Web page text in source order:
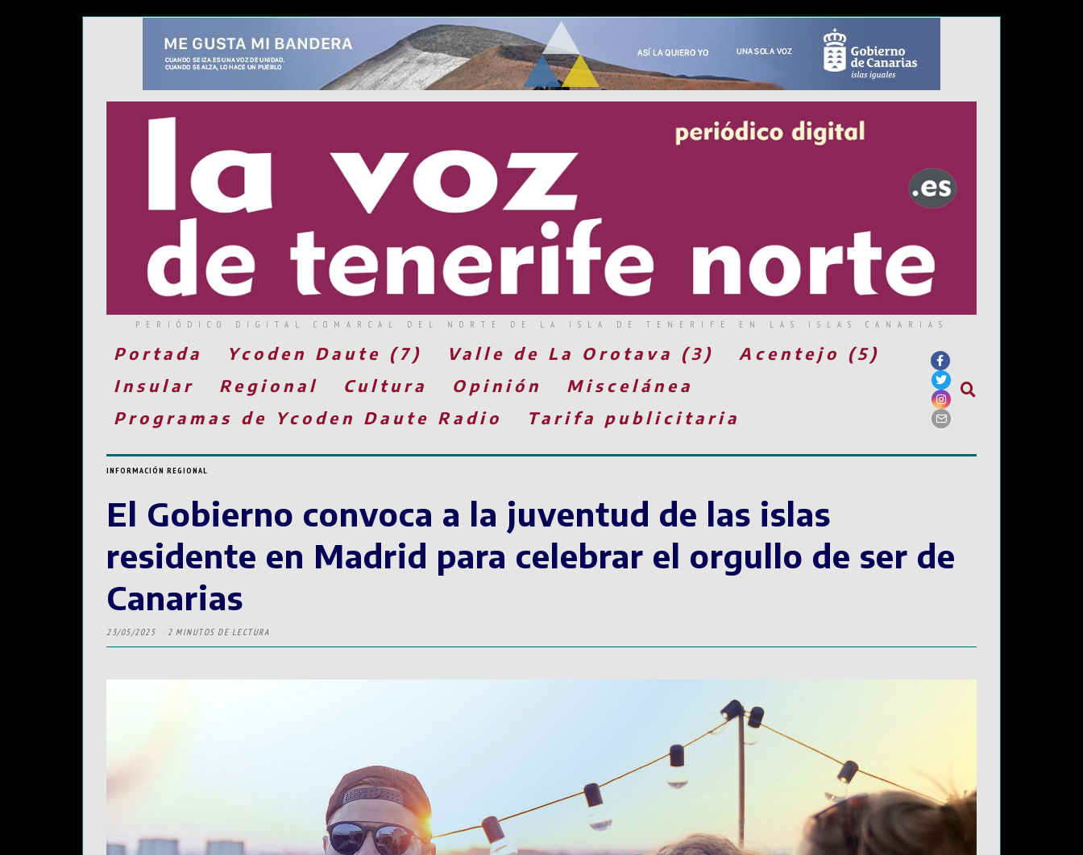
PERIÓDICO DIGITAL COMARCAL DEL NORTE DE LA ISLA DE TENERIFE EN LAS ISLAS CANARIAS
Portada Ycoden Daute (7) Valle de La Orotava (3)
Acentejo (5)
Insular
Regional Cultura Opinión
Miscelánea
Programas de Ycoden Daute Radio
Tarifa publicitaria
INFORMACIÓN REGIONAL
El Gobierno convoca a la juventud de las islas
residente en Madrid para celebrar el orgullo de ser de
Canarias
23/05/2025 2 MINUTOS DE LECTURA